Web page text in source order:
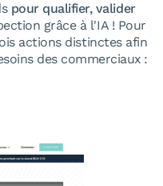
pour qualifier, valider
grâce à l'IA ! Pour
actions distinctes afin
des commerciaux :